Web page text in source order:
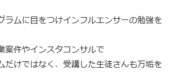
ラムに目をつけインフルエンサーの勉強を
案件やインスタコンサルで
だけではなく、受講した生徒さんも万垢を